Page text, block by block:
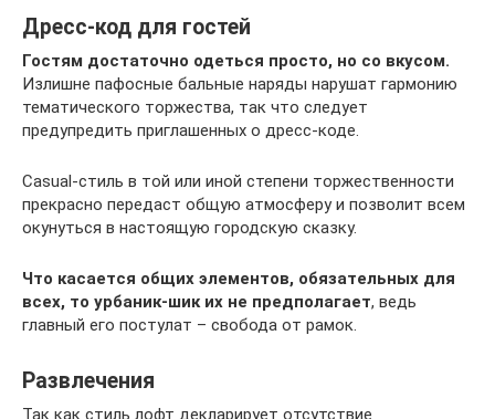
Дресс-код для гостей
Гостям достаточно одеться просто, но со вкусом.
Излишне пафосные бальные наряды нарушат гармонию
тематического торжества, так что следует
предупредить приглашенных о дресс-коде.
Casual-стиль в той или иной степени торжественности
прекрасно передаст общую атмосферу и позволит всем
окунуться в настоящую городскую сказку.
Что касается общих элементов, обязательных для
всех, то урбаник-шик их не предполагает, ведь
главный его постулат – свобода от рамок.
Развлечения
Так как стиль лофт декларирует отсутствие